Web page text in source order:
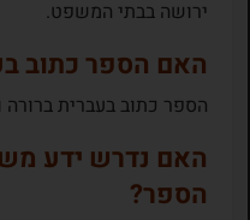
ירושה בבתי המשפט.
האם הספר כתוב
הספר כתוב בעברית ברורה
האם נדרש ידע
הספר?